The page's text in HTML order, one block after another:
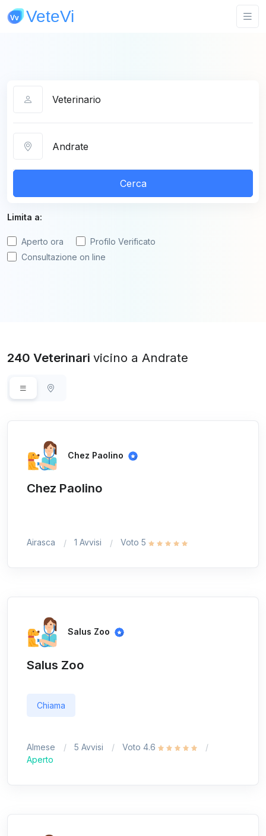
Cerca
Limita a:
Aperto ora
Profilo Verificato
Consultazione on line
240 Veterinari vicino a Andrate
Chez Paolino
Chez Paolino
Airasca 1 Avvisi Voto 5
Salus Zoo
Salus Zoo
Chiama
Almese 5 Avvisi
Voto 4.6
Aperto